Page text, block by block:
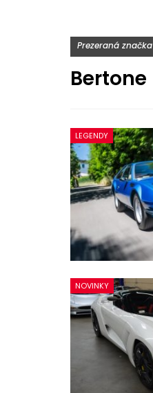
Prezeraná značka
Bertone
LEGENDY
NOVINKY